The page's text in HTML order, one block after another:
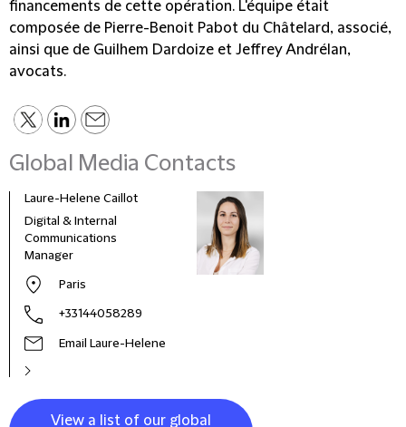
financements de cette opération. L'équipe était
composée de Pierre-Benoit Pabot du Châtelard, associé,
ainsi que de Guilhem Dardoize et Jeffrey Andrélan,
avocats.
Global Media Contacts
Laure-Helene Caillot
Digital & Internal
Communications
Manager
Paris
+33144058289
Email Laure-Helene
View a list of our global